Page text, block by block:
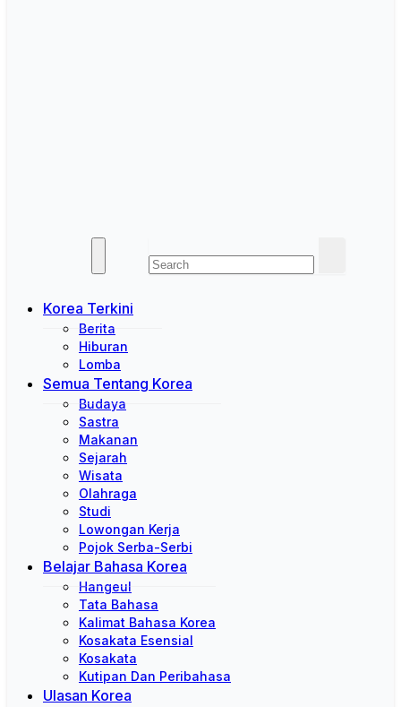
Korea Terkini
Berita
Hiburan
Lomba
Semua Tentang Korea
Budaya
Sastra
Makanan
Sejarah
Wisata
Olahraga
Studi
Lowongan Kerja
Pojok Serba-Serbi
Belajar Bahasa Korea
Hangeul
Tata Bahasa
Kalimat Bahasa Korea
Kosakata Esensial
Kosakata
Kutipan Dan Peribahasa
Ulasan Korea